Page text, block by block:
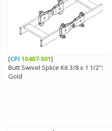
[CPI 10487-001]
Butt Swivel Splice Kit 3/8 x 1 1/2";
Gold